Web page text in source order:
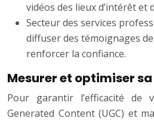
vidéos des lieux d’intérêt et
Secteur des services
diffuser des témoignages
renforcer la confiance.
Mesurer et optimiser
Pour garantir l’efficacité de
Generated Content (UGC) et